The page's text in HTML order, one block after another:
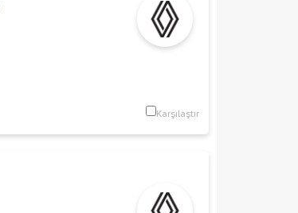
Karşılaştır